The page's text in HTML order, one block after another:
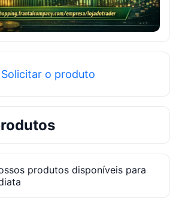
Solicitar o produto
produtos disponíveis para